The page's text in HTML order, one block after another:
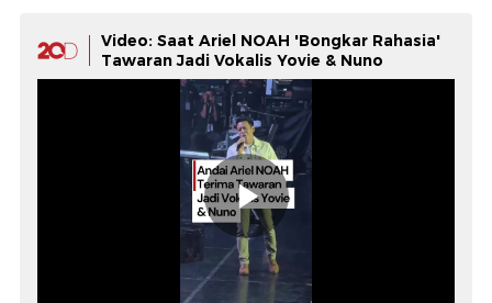
Video: Saat Ariel NOAH 'Bongkar Rahasia'
Tawaran Jadi Vokalis Yovie & Nuno